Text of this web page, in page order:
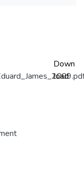
Down
load